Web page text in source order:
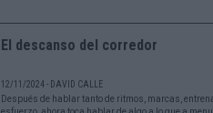
El descanso del corredor
12/11/2024 - DAVID CALLE
Después de hablar tanto de ritmos, marcas,